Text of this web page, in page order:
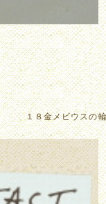
１８金メビウスの